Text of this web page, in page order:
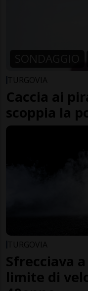
TURGOVIA
Caccia ai
scoppia la
TURGOVIA
Sfrecciava
limite di